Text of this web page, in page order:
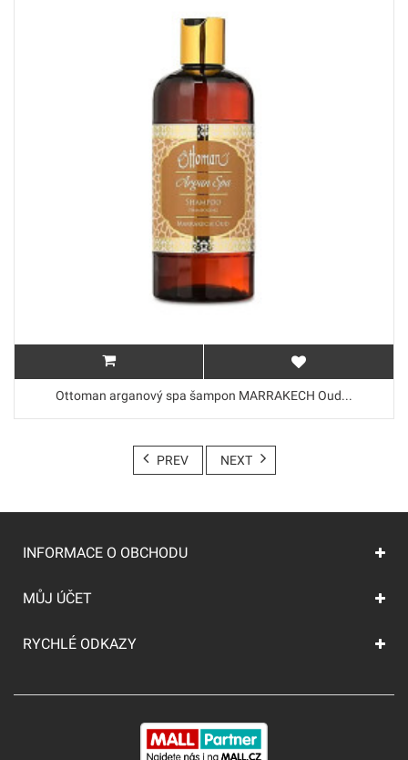
Ottoman arganový spa šampon MARRAKECH Oud...
PREV NEXT
INFORMACE O OBCHODU
MŮJ ÚČET
RYCHLÉ ODKAZY